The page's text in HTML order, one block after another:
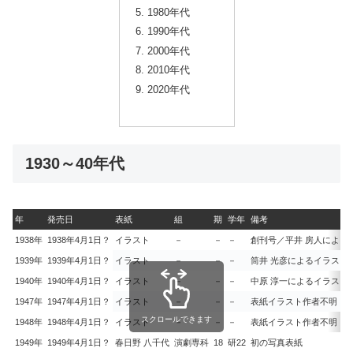
1980年代
1990年代
2000年代
2010年代
2020年代
1930～40年代
年 発売日 表紙 組 期 学年 備考
1938年 1938年4月1日？ イラスト － － － 創刊号／平井 房人による
1939年 1939年4月1日？ イラスト － － － 筒井 光彦によるイラスト
1940年 1940年4月1日？ イラスト － － － 中原 淳一によるイラスト
1947年 1947年4月1日？ イラスト － － － 表紙イラスト作者不明
1948年 1948年4月1日？ イラスト － － － 表紙イラスト作者不明
1949年 1949年4月1日？ 春日野 八千代 演劇専科 18 研22 初の写真表紙
スクロールできます